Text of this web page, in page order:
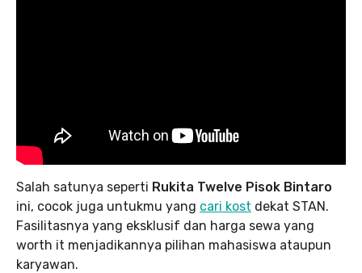
Salah satunya seperti Rukita Twelve Pisok Bintaro
ini, cocok juga untukmu yang cari kost dekat STAN.
Fasilitasnya yang eksklusif dan harga sewa yang
worth it menjadikannya pilihan mahasiswa ataupun
karyawan.